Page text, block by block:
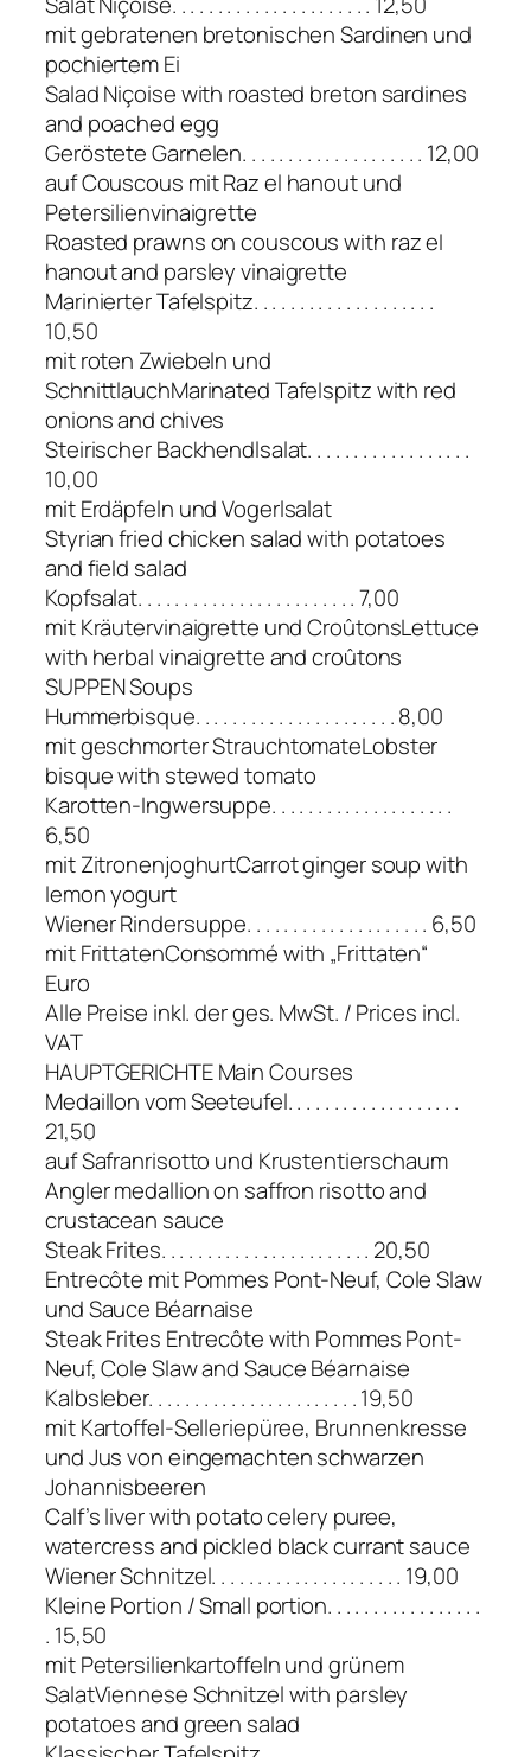
mit gebratenen bretonischen Sardinen und
pochiertem Ei
Salad Niçoise with roasted breton sardines
and poached egg
Geröstete Garnelen. . . . . . . . . . . . . . . . . . . . 12,00
auf Couscous mit Raz el hanout und
Petersilienvinaigrette
Roasted prawns on couscous with raz el
hanout and parsley vinaigrette
Marinierter Tafelspitz. . . . . . . . . . . . . . . . . . . .
10,50
mit roten Zwiebeln und
SchnittlauchMarinated Tafelspitz with red
onions and chives
Steirischer Backhendlsalat. . . . . . . . . . . . . . . . . .
10,00
mit Erdäpfeln und Vogerlsalat
Styrian fried chicken salad with potatoes
and field salad
Kopfsalat. . . . . . . . . . . . . . . . . . . . . . . . 7,00
mit Kräutervinaigrette und CroûtonsLettuce
with herbal vinaigrette and croûtons
SUPPEN Soups
Hummerbisque. . . . . . . . . . . . . . . . . . . . . . 8,00
mit geschmorter StrauchtomateLobster
bisque with stewed tomato
Karotten-Ingwersuppe. . . . . . . . . . . . . . . . . . . .
6,50
mit ZitronenjoghurtCarrot ginger soup with
lemon yogurt
Wiener Rindersuppe. . . . . . . . . . . . . . . . . . . . 6,50
mit FrittatenConsommé with „Frittaten“
Euro
Alle Preise inkl. der ges. MwSt. / Prices incl.
VAT
HAUPTGERICHTE Main Courses
Medaillon vom Seeteufel. . . . . . . . . . . . . . . . . . .
21,50
auf Safranrisotto und Krustentierschaum
Angler medallion on saffron risotto and
crustacean sauce
Steak Frites. . . . . . . . . . . . . . . . . . . . . . . 20,50
Entrecôte mit Pommes Pont-Neuf, Cole Slaw
und Sauce Béarnaise
Steak Frites Entrecôte with Pommes Pont-
Neuf, Cole Slaw and Sauce Béarnaise
Kalbsleber. . . . . . . . . . . . . . . . . . . . . . . 19,50
mit Kartoffel-Selleriepüree, Brunnenkresse
und Jus von eingemachten schwarzen
Johannisbeeren
Calf’s liver with potato celery puree,
watercress and pickled black currant sauce
Wiener Schnitzel. . . . . . . . . . . . . . . . . . . . . 19,00
Kleine Portion / Small portion. . . . . . . . . . . . . . . . .
. 15,50
mit Petersilienkartoffeln und grünem
SalatViennese Schnitzel with parsley
potatoes and green salad